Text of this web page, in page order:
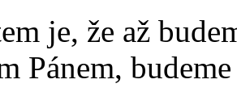
je, že až
Pánem,